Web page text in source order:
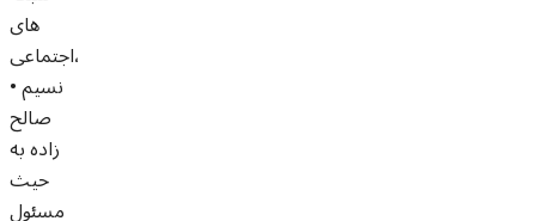
های
اجتماعی،
• نسیم
صالح
زاده به
حیث
مسئول